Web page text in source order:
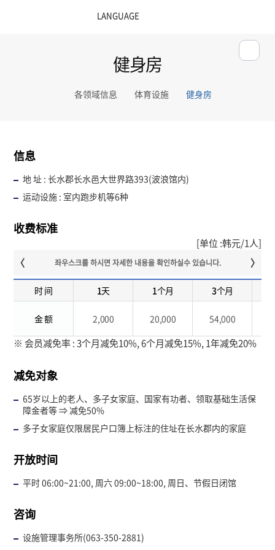
健身房
各领域信息 体育设施 健身房
信息
地 址 : 长水郡长水邑大世界路393(波浪馆内)
运动设施 : 室内跑步机等6种
收费标准
[单位 :韩元/1人]
时 间 1天 1个月 3个月
金 额 2,000 20,000 54,000
※ 会员减免率 : 3个月减免10%, 6个月减免15%, 1年减免20%
减免对象
65岁以上的老人、多子女家庭、国家有功者、领取基础生活保
障金者等 ⇒ 减免50%
多子女家庭仅限居民户口簿上标注的住址在长水郡内的家庭
开放时间
平时 06:00~21:00, 周六 09:00~18:00, 周日、节假日闭馆
咨询
设施管理事务所(063-350-2881)